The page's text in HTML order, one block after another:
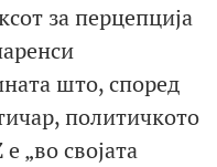
за перцепција
што, според
политичкото
„во својата